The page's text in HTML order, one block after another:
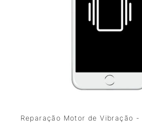
Reparação Motor de Vibração -